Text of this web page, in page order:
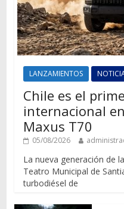
LANZAMIENTOS
Chile es el
internacional
Maxus T70
05/08/2026
La nueva generación de
Teatro Municipal de
turbodiésel de